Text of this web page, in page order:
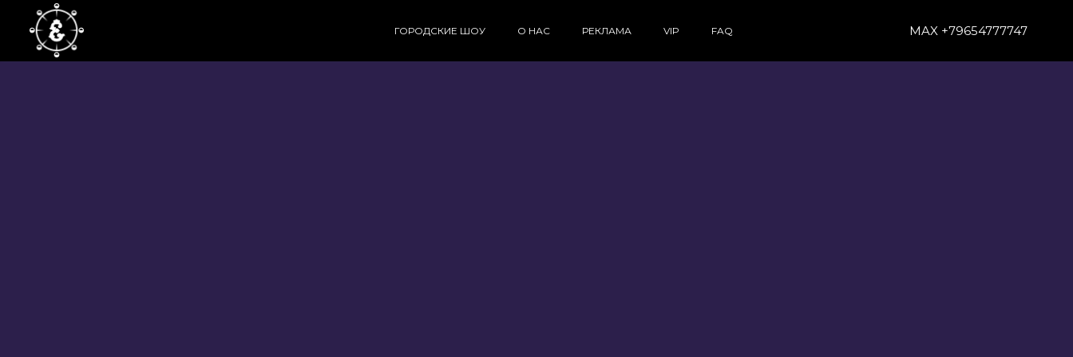
ГОРОДСКИЕ ШОУ О НАС РЕКЛАМА VIP FAQ MAX +79654777747